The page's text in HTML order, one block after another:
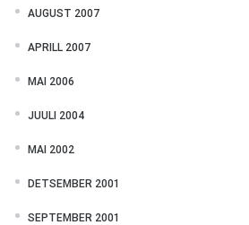
AUGUST 2007
APRILL 2007
MAI 2006
JUULI 2004
MAI 2002
DETSEMBER 2001
SEPTEMBER 2001